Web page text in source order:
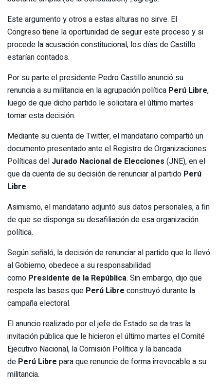
Este argumento y otros a estas alturas no sirve. El
Congreso tiene la oportunidad de seguir este proceso y si
procede la acusación constitucional, los días de Castillo
estarían contados.
Por su parte el presidente Pedro Castillo anunció su
renuncia a su militancia en la agrupación política Perú Libre,
luego de que dicho partido le solicitara el último martes
tomar esta decisión.
Mediante su cuenta de Twitter, el mandatario compartió un
documento presentado ante el Registro de Organizaciones
Políticas del Jurado Nacional de Elecciones (JNE), en el
que da cuenta de su decisión de renunciar al partido Perú
Libre.
Asimismo, el mandatario adjuntó sus datos personales, a fin
de que se disponga su desafiliación de esa organización
política.
Según señaló, la decisión de renunciar al partido que lo llevó
al Gobierno, obedece a su responsabilidad
como Presidente de la República. Sin embargo, dijo que
respeta las bases que Perú Libre construyó durante la
campaña electoral.
El anuncio realizado por el jefe de Estado se da tras la
invitación pública que le hicieron el último martes el Comité
Ejecutivo Nacional, la Comisión Política y la bancada
de Perú Libre para que renuncie de forma irrevocable a su
militancia.